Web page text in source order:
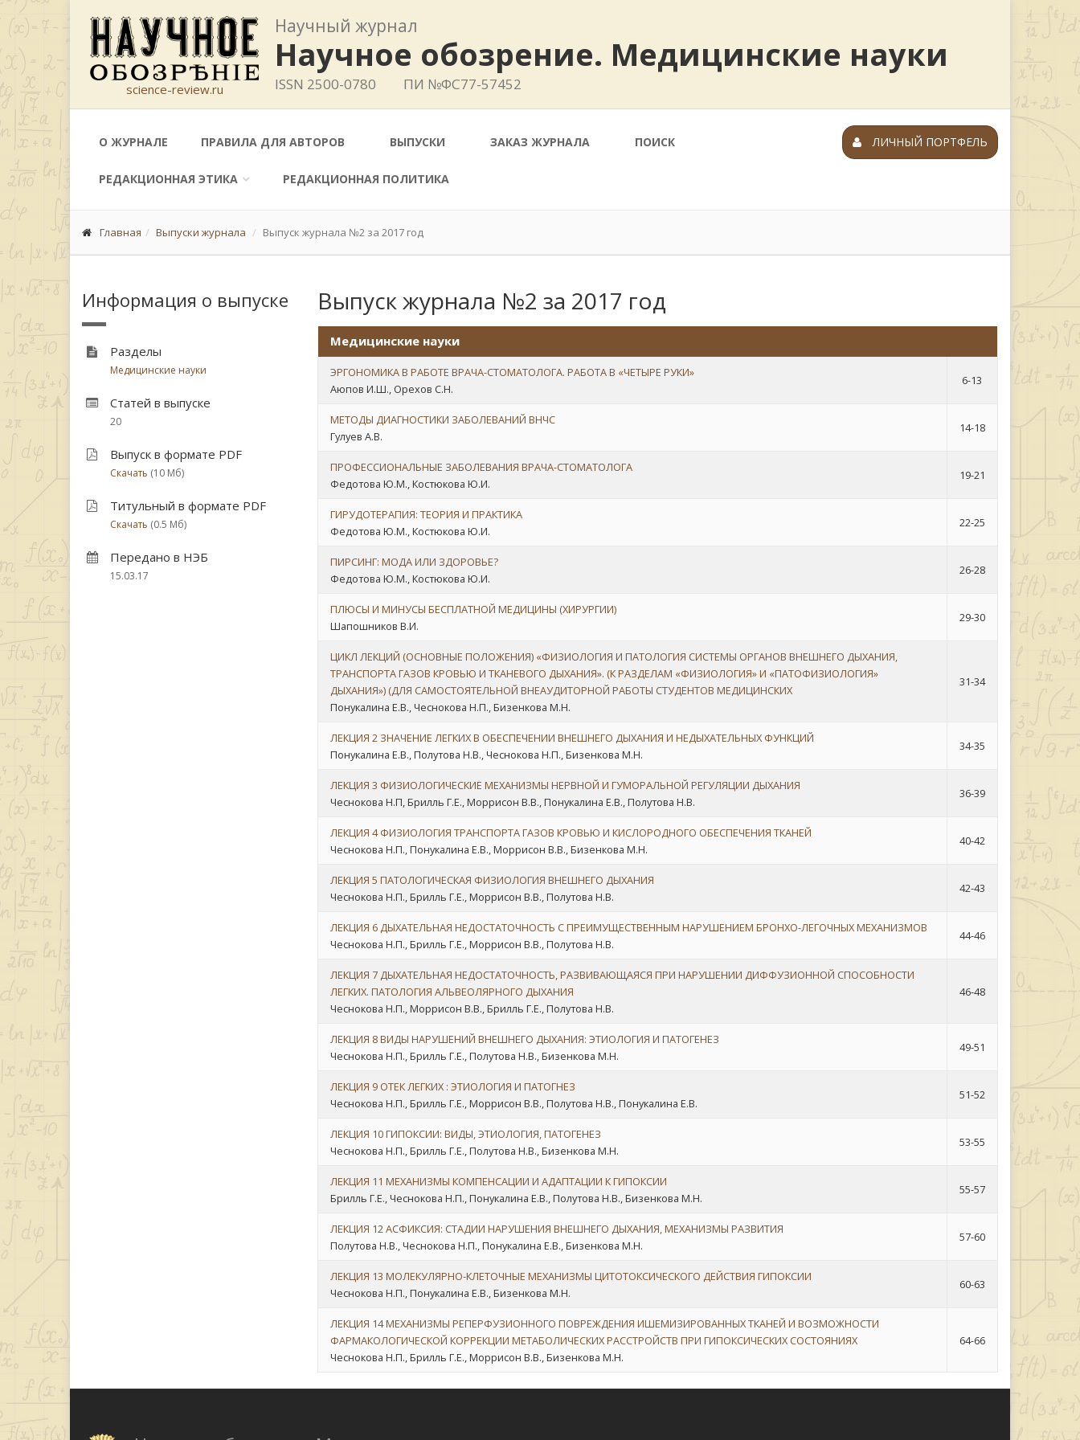
science-review.ru
Научный журнал
Научное обозрение. Медицинские науки
ISSN 2500-0780 ПИ №ФС77-57452
О ЖУРНАЛЕ ПРАВИЛА ДЛЯ АВТОРОВ ВЫПУСКИ ЗАКАЗ ЖУРНАЛА ПОИСК
РЕДАКЦИОННАЯ ЭТИКА РЕДАКЦИОННАЯ ПОЛИТИКА
ЛИЧНЫЙ ПОРТФЕЛЬ
Главная Выпуски журнала Выпуск журнала №2 за 2017 год
Информация о выпуске
Разделы
Медицинские науки
Статей в выпуске
20
Выпуск в формате PDF
Скачать (10 Мб)
Титульный в формате PDF
Скачать (0.5 Мб)
Передано в НЭБ
15.03.17
Выпуск журнала №2 за 2017 год
Медицинские науки
ЭРГОНОМИКА В РАБОТЕ ВРАЧА-СТОМАТОЛОГА. РАБОТА В «ЧЕТЫРЕ РУКИ»
Аюпов И.Ш., Орехов С.Н.
6-13
МЕТОДЫ ДИАГНОСТИКИ ЗАБОЛЕВАНИЙ ВНЧС
Гулуев А.В.
14-18
ПРОФЕССИОНАЛЬНЫЕ ЗАБОЛЕВАНИЯ ВРАЧА-СТОМАТОЛОГА
Федотова Ю.М., Костюкова Ю.И.
19-21
ГИРУДОТЕРАПИЯ: ТЕОРИЯ И ПРАКТИКА
Федотова Ю.М., Костюкова Ю.И.
22-25
ПИРСИНГ: МОДА ИЛИ ЗДОРОВЬЕ?
Федотова Ю.М., Костюкова Ю.И.
26-28
ПЛЮСЫ И МИНУСЫ БЕСПЛАТНОЙ МЕДИЦИНЫ (ХИРУРГИИ)
Шапошников В.И.
29-30
ЦИКЛ ЛЕКЦИЙ (ОСНОВНЫЕ ПОЛОЖЕНИЯ) «ФИЗИОЛОГИЯ И ПАТОЛОГИЯ СИСТЕМЫ ОРГАНОВ ВНЕШНЕГО ДЫХАНИЯ,
ТРАНСПОРТА ГАЗОВ КРОВЬЮ И ТКАНЕВОГО ДЫХАНИЯ». (К РАЗДЕЛАМ «ФИЗИОЛОГИЯ» И «ПАТОФИЗИОЛОГИЯ»
ДЫХАНИЯ») (ДЛЯ САМОСТОЯТЕЛЬНОЙ ВНЕАУДИТОРНОЙ РАБОТЫ СТУДЕНТОВ МЕДИЦИНСКИХ
Понукалина Е.В., Чеснокова Н.П., Бизенкова М.Н.
31-34
ЛЕКЦИЯ 2 ЗНАЧЕНИЕ ЛЕГКИХ В ОБЕСПЕЧЕНИИ ВНЕШНЕГО ДЫХАНИЯ И НЕДЫХАТЕЛЬНЫХ ФУНКЦИЙ
Понукалина Е.В., Полутова Н.В., Чеснокова Н.П., Бизенкова М.Н.
34-35
ЛЕКЦИЯ 3 ФИЗИОЛОГИЧЕСКИЕ МЕХАНИЗМЫ НЕРВНОЙ И ГУМОРАЛЬНОЙ РЕГУЛЯЦИИ ДЫХАНИЯ
Чеснокова Н.П, Брилль Г.Е., Моррисон В.В., Понукалина Е.В., Полутова Н.В.
36-39
ЛЕКЦИЯ 4 ФИЗИОЛОГИЯ ТРАНСПОРТА ГАЗОВ КРОВЬЮ И КИСЛОРОДНОГО ОБЕСПЕЧЕНИЯ ТКАНЕЙ
Чеснокова Н.П., Понукалина Е.В., Моррисон В.В., Бизенкова М.Н.
40-42
ЛЕКЦИЯ 5 ПАТОЛОГИЧЕСКАЯ ФИЗИОЛОГИЯ ВНЕШНЕГО ДЫХАНИЯ
Чеснокова Н.П., Брилль Г.Е., Моррисон В.В., Полутова Н.В.
42-43
ЛЕКЦИЯ 6 ДЫХАТЕЛЬНАЯ НЕДОСТАТОЧНОСТЬ С ПРЕИМУЩЕСТВЕННЫМ НАРУШЕНИЕМ БРОНХО-ЛЕГОЧНЫХ МЕХАНИЗМОВ
Чеснокова Н.П., Брилль Г.Е., Моррисон В.В., Полутова Н.В.
44-46
ЛЕКЦИЯ 7 ДЫХАТЕЛЬНАЯ НЕДОСТАТОЧНОСТЬ, РАЗВИВАЮЩАЯСЯ ПРИ НАРУШЕНИИ ДИФФУЗИОННОЙ СПОСОБНОСТИ
ЛЕГКИХ. ПАТОЛОГИЯ АЛЬВЕОЛЯРНОГО ДЫХАНИЯ
Чеснокова Н.П., Моррисон В.В., Брилль Г.Е., Полутова Н.В.
46-48
ЛЕКЦИЯ 8 ВИДЫ НАРУШЕНИЙ ВНЕШНЕГО ДЫХАНИЯ: ЭТИОЛОГИЯ И ПАТОГЕНЕЗ
Чеснокова Н.П., Брилль Г.Е., Полутова Н.В., Бизенкова М.Н.
49-51
ЛЕКЦИЯ 9 ОТЕК ЛЕГКИХ : ЭТИОЛОГИЯ И ПАТОГНЕЗ
Чеснокова Н.П., Брилль Г.Е., Моррисон В.В., Полутова Н.В., Понукалина Е.В.
51-52
ЛЕКЦИЯ 10 ГИПОКСИИ: ВИДЫ, ЭТИОЛОГИЯ, ПАТОГЕНЕЗ
Чеснокова Н.П., Брилль Г.Е., Полутова Н.В., Бизенкова М.Н.
53-55
ЛЕКЦИЯ 11 МЕХАНИЗМЫ КОМПЕНСАЦИИ И АДАПТАЦИИ К ГИПОКСИИ
Брилль Г.Е., Чеснокова Н.П., Понукалина Е.В., Полутова Н.В., Бизенкова М.Н.
55-57
ЛЕКЦИЯ 12 АСФИКСИЯ: СТАДИИ НАРУШЕНИЯ ВНЕШНЕГО ДЫХАНИЯ, МЕХАНИЗМЫ РАЗВИТИЯ
Полутова Н.В., Чеснокова Н.П., Понукалина Е.В., Бизенкова М.Н.
57-60
ЛЕКЦИЯ 13 МОЛЕКУЛЯРНО-КЛЕТОЧНЫЕ МЕХАНИЗМЫ ЦИТОТОКСИЧЕСКОГО ДЕЙСТВИЯ ГИПОКСИИ
Чеснокова Н.П., Понукалина Е.В., Бизенкова М.Н.
60-63
ЛЕКЦИЯ 14 МЕХАНИЗМЫ РЕПЕРФУЗИОННОГО ПОВРЕЖДЕНИЯ ИШЕМИЗИРОВАННЫХ ТКАНЕЙ И ВОЗМОЖНОСТИ
ФАРМАКОЛОГИЧЕСКОЙ КОРРЕКЦИИ МЕТАБОЛИЧЕСКИХ РАССТРОЙСТВ ПРИ ГИПОКСИЧЕСКИХ СОСТОЯНИЯХ
Чеснокова Н.П., Брилль Г.Е., Моррисон В.В., Бизенкова М.Н.
64-66